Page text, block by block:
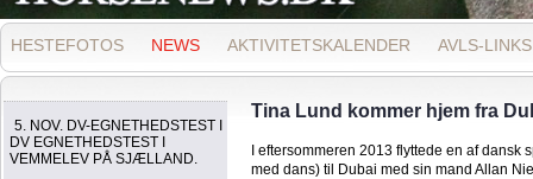
HESTEFOTOS NEWS AKTIVITETSKALENDER AVLS-LINKS
5. NOV. DV-EGNETHEDSTEST I
DV EGNETHEDSTEST I
VEMMELEV PÅ SJÆLLAND.
Tina Lund kommer hjem fra
I eftersommeren 2013 flyttede en af
med dans) til Dubai med sin mand Allan